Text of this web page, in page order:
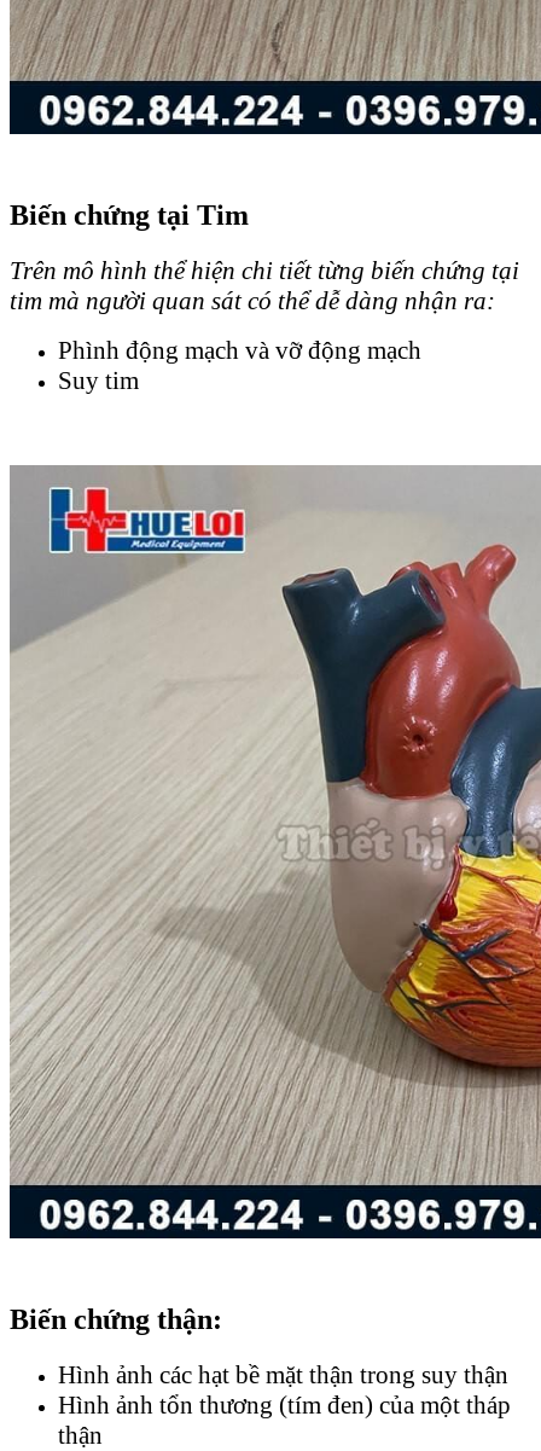
Biến chứng tại Tim
Trên mô hình thể hiện chi tiết từng biến chứng tại
tim mà người quan sát có thể dễ dàng nhận ra:
Phình động mạch và vỡ động mạch
Suy tim
Biến chứng thận:
Hình ảnh các hạt bề mặt thận trong suy thận
Hình ảnh tổn thương (tím đen) của một tháp
thận